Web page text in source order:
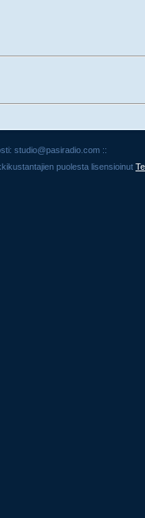
studio@pasiradio.com ::
puolesta lisensioinut